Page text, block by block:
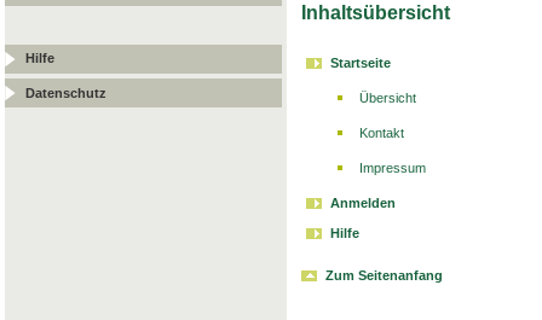
Hilfe
Datenschutz
Inhaltsübersicht
Startseite
Übersicht
Kontakt
Impressum
Anmelden
Hilfe
Zum Seitenanfang